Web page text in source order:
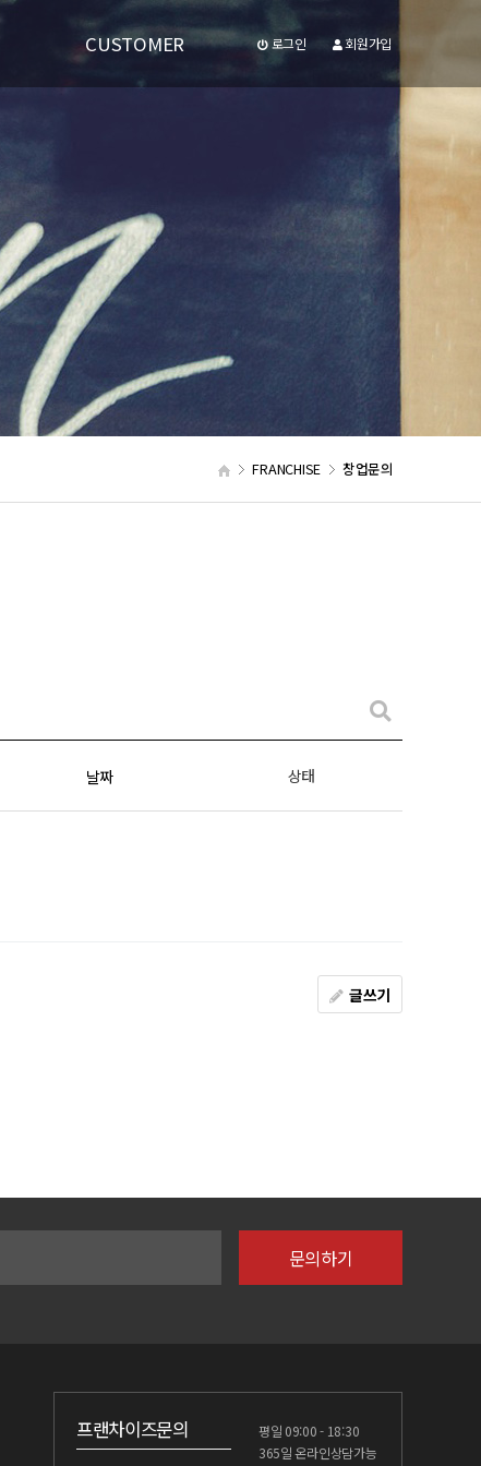
CUSTOMER 로그인 회원가입
FRANCHISE 창업문의
날짜 상태
글쓰기
프랜차이즈문의
평일 09:00 - 18:30
365일 온라인상담가능